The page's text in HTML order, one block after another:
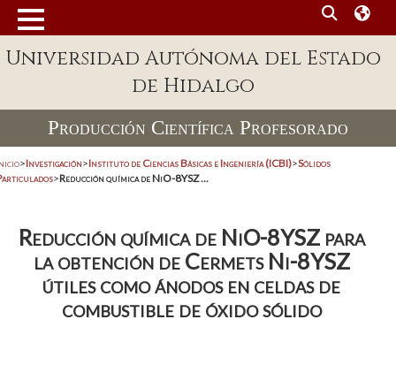
Universidad Autónoma del Estado
de Hidalgo
Producción Científica Profesorado
>Investigación>Instituto de Ciencias Básicas e Ingeniería (ICBI)>Sólidos
>Reducción química de NiO-8YSZ ...
Reducción química de NiO-8YSZ para
la obtención de Cermets Ni-8YSZ
útiles como ánodos en celdas de
combustible de óxido sólido